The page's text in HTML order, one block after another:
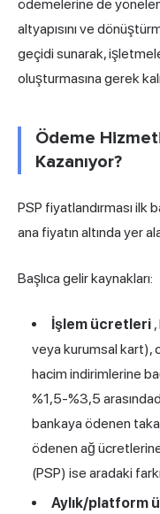
ödemelerine de
altyapısını ve
geçidi sunarak,
oluşturmasına gerek
Ödeme Hizmeti
Kazanıyor?
PSP fiyatlandırması ilk
ana fiyatın altında yer
Başlıca gelir kaynakları:
İşlem ücretleri
veya kurumsal kart),
hacim indirimlerine
%1,5-%3,5
bankaya ödenen
ödenen ağ
(PSP) ise aradaki
Aylık/platform